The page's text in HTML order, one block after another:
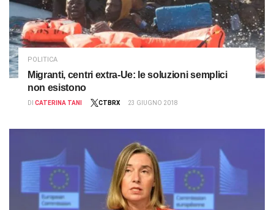
POLITICA
Migranti, centri extra-Ue: le soluzioni semplici
non esistono
DI CATERINA TANI CTBRX 23 GIUGNO 2018